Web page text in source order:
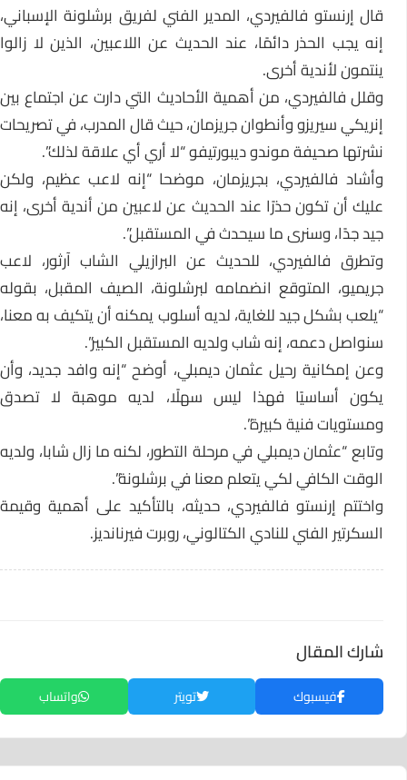
قال إرنستو فالفيردي، المدير الفني لفريق برشلونة الإسباني،
إنه يجب الحذر دائمًا، عند الحديث عن اللاعبين، الذين لا زالوا
ينتمون لأندية أخرى.
وقلل فالفيردي، من أهمية الأحاديث التي دارت عن اجتماع بين
إنريكي سيريزو وأنطوان جريزمان، حيث قال المدرب، في تصريحات
نشرتها صحيفة موندو ديبورتيفو “لا أري أي علاقة لذلك”.
وأشاد فالفيردي، بجريزمان، موضحا “إنه لاعب عظيم، ولكن
عليك أن تكون حذرًا عند الحديث عن لاعبين من أندية أخرى، إنه
جيد جدًا، وسنرى ما سيحدث في المستقبل”.
وتطرق فالفيردي، للحديث عن البرازيلي الشاب آرثور، لاعب
جريميو، المتوقع انضمامه لبرشلونة، الصيف المقبل، بقوله
“يلعب بشكل جيد للغاية، لديه أسلوب يمكنه أن يتكيف به معنا،
سنواصل دعمه، إنه شاب ولديه المستقبل الكبير”.
وعن إمكانية رحيل عثمان ديمبلي، أوضح “إنه وافد جديد، وأن
يكون أساسيًا فهذا ليس سهلًا، لديه موهبة لا تصدق
ومستويات فنية كبيرة”.
وتابع “عثمان ديمبلي في مرحلة التطور، لكنه ما زال شابا، ولديه
الوقت الكافي لكي يتعلم معنا في برشلونة”.
واختتم إرنستو فالفيردي، حديثه، بالتأكيد على أهمية وقيمة
السكرتير الفني للنادي الكتالوني، روبرت فيرنانديز.
شارك المقال
فيسبوك تويتر واتساب